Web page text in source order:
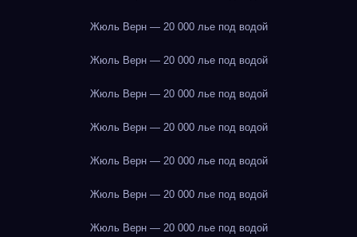
Жюль Верн — 20 000 лье под водой
Жюль Верн — 20 000 лье под водой
Жюль Верн — 20 000 лье под водой
Жюль Верн — 20 000 лье под водой
Жюль Верн — 20 000 лье под водой
Жюль Верн — 20 000 лье под водой
Жюль Верн — 20 000 лье под водой